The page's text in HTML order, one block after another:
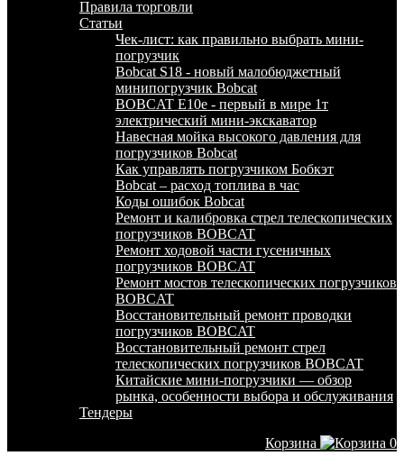
Правила торговли
Статьи
Чек-лист: как правильно выбрать мини-
погрузчик
Bobcat S18 - новый малобюджетный
минипогрузчик Bobcat
BOBCAT E10e - первый в мире 1т
электрический мини-экскаватор
Навесная мойка высокого давления для
погрузчиков Bobcat
Как управлять погрузчиком Бобкэт
Bobcat – расход топлива в час
Коды ошибок Bobcat
Ремонт и калибровка стрел телескопических
погрузчиков BOBCAT
Ремонт ходовой части гусеничных
погрузчиков BOBCAT
Ремонт мостов телескопических погрузчиков
BOBCAT
Восстановительный ремонт проводки
погрузчиков BOBCAT
Восстановительный ремонт стрел
телескопических погрузчиков BOBCAT
Китайские мини-погрузчики — обзор
рынка, особенности выбора и обслуживания
Тендеры
Корзина
0